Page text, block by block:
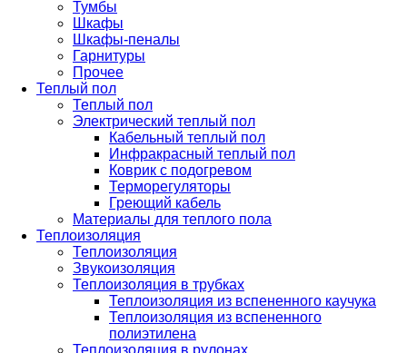
Тумбы
Шкафы
Шкафы-пеналы
Гарнитуры
Прочее
Теплый пол
Теплый пол
Электрический теплый пол
Кабельный теплый пол
Инфракрасный теплый пол
Коврик с подогревом
Терморегуляторы
Греющий кабель
Материалы для теплого пола
Теплоизоляция
Теплоизоляция
Звукоизоляция
Теплоизоляция в трубках
Теплоизоляция из вспененного каучука
Теплоизоляция из вспененного
полиэтилена